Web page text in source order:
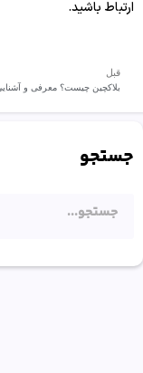
ارتباط باشید.
قبل
جستجو